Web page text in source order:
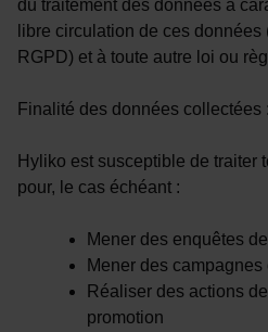
du traitement des données à
libre circulation de ces
RGPD) et à toute autre loi ou
Finalité des données collectées :
Hyliko est susceptible de traiter
pour, le cas échéant :
Mener des enquêtes
Mener des
Réaliser des actions
promotion